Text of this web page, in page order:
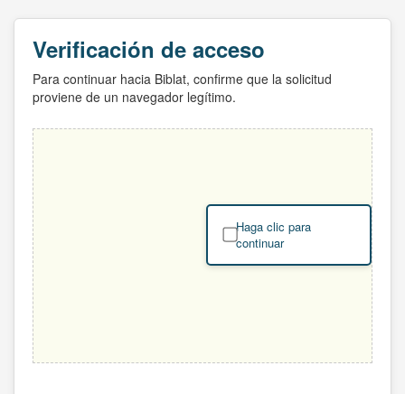
Verificación de acceso
Para continuar hacia Biblat, confirme que la solicitud
proviene de un navegador legítimo.
Haga clic para
continuar